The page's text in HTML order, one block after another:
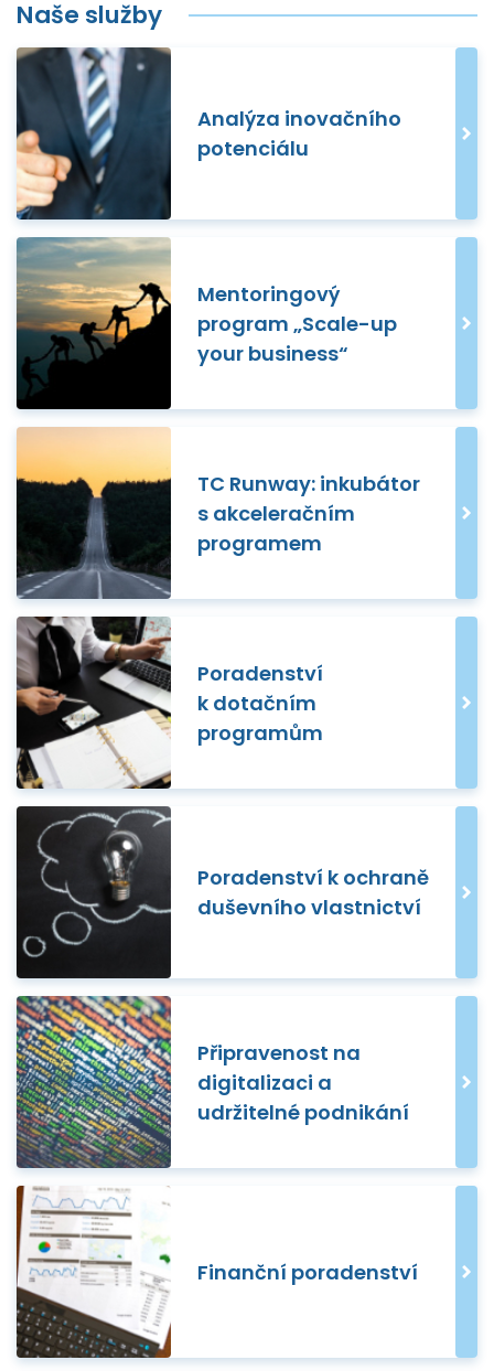
Naše služby
Analýza inovačního
potenciálu
Mentoringový
program „Scale-up
your business“
TC Runway: inkubátor
s akceleračním
programem
Poradenství
k dotačním
programům
Poradenství k ochraně
duševního vlastnictví
Připravenost na
digitalizaci a
udržitelné podnikání
Finanční poradenství